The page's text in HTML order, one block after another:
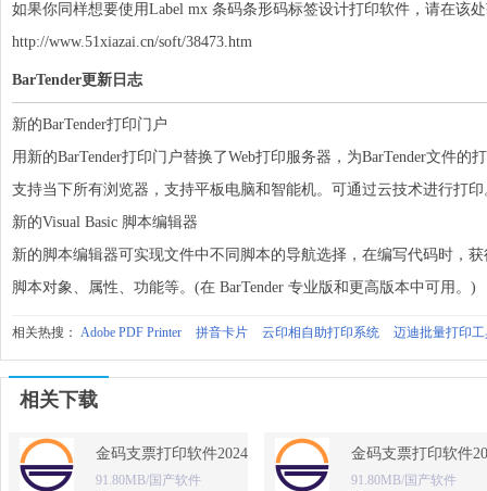
如果你同样想要使用Label mx 条码条形码标签设计打印软件，请在该
http://www.51xiazai.cn/soft/38473.htm
BarTender更新日志
新的BarTender打印门户
用新的BarTender打印门户替换了Web打印服务器，为BarTender文件
支持当下所有浏览器，支持平板电脑和智能机。可通过云技术进行打
新的Visual Basic 脚本编辑器
新的脚本编辑器可实现文件中不同脚本的导航选择，在编写代码时，
脚本对象、属性、功能等。(在 BarTender 专业版和更高版本中可用。)
相关热搜： Adobe PDF Printer 拼音卡片 云印相自助打印系统 迈迪批量打印
相关下载
金码支票打印软件2024 免费版
91.80MB/国产软件
金码支票打印软件
91.80MB/国产软件